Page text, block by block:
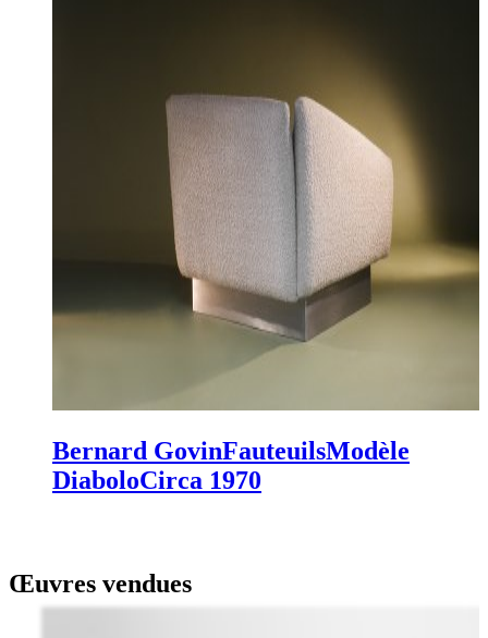
Bernard GovinFauteuilsModèle
DiaboloCirca 1970
Œuvres vendues